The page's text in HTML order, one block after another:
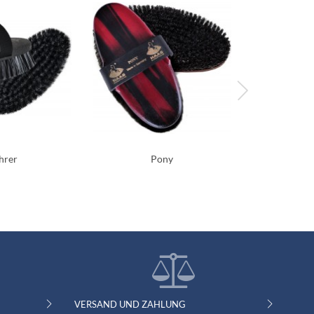
Pony
VERSAND UND ZAHLUNG